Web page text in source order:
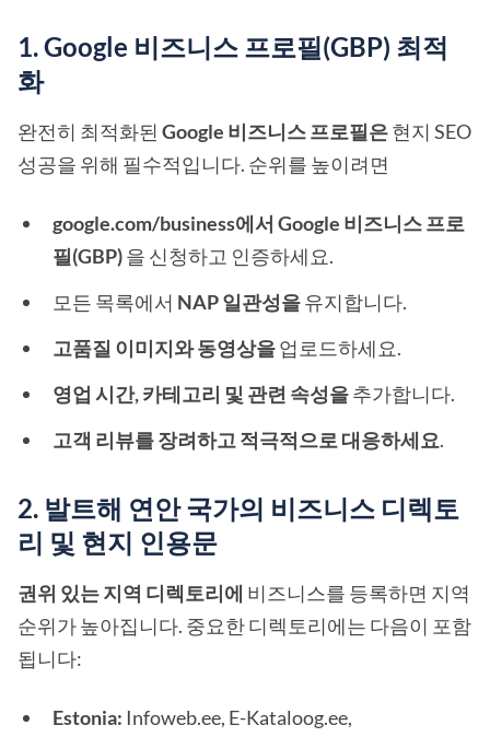
1. Google 비즈니스 프로필(GBP) 최적
화
완전히 최적화된 Google 비즈니스 프로필은현지 SEO
성공을 위해 필수적입니다. 순위를 높이려면
google.com/business에서 Google 비즈니스 프로
필(GBP)을 신청하고 인증하세요.
모든 목록에서 NAP 일관성을유지합니다.
고품질 이미지와 동영상을업로드하세요.
영업 시간, 카테고리 및 관련 속성을추가합니다.
고객 리뷰를 장려하고 적극적으로 대응하세요.
2. 발트해 연안 국가의 비즈니스 디렉토
리 및 현지 인용문
권위 있는 지역 디렉토리에 비즈니스를 등록하면 지역
순위가 높아집니다. 중요한 디렉토리에는 다음이 포함
됩니다:
Estonia: Infoweb.ee, E-Kataloog.ee,